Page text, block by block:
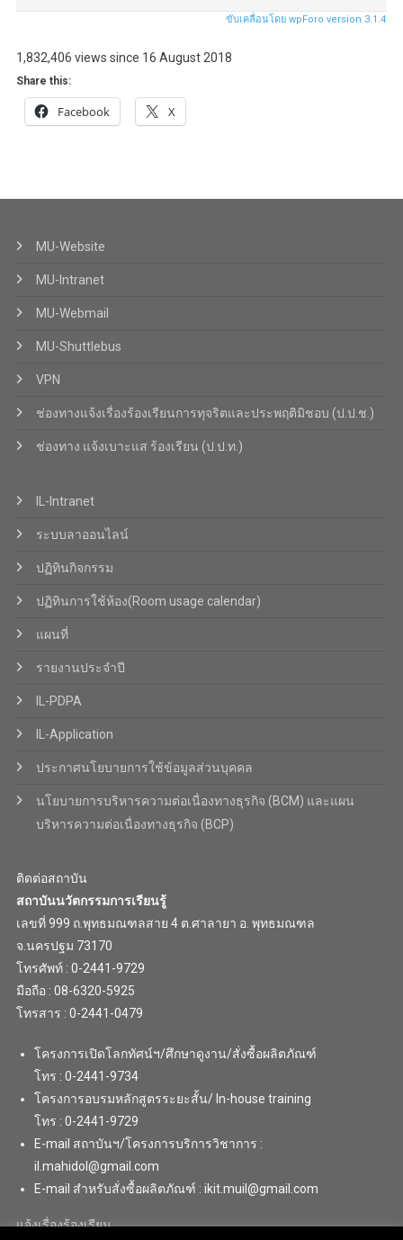
ขับเคลื่อนโดย wpForo version 3.1.4
1,832,406 views since 16 August 2018
Share this:
Facebook X
MU-Website
MU-Intranet
MU-Webmail
MU-Shuttlebus
VPN
ช่องทางแจ้งเรื่องร้องเรียนการทุจริตและประพฤติมิชอบ (ป.ป.ช.)
ช่องทาง แจ้งเบาะแส ร้องเรียน (ป.ป.ท.)
IL-Intranet
ระบบลาออนไลน์
ปฏิทินกิจกรรม
ปฏิทินการใช้ห้อง(Room usage calendar)
แผนที่
รายงานประจำปี
IL-PDPA
IL-Application
ประกาศนโยบายการใช้ข้อมูลส่วนบุคคล
นโยบายการบริหารความต่อเนื่องทางธุรกิจ (BCM) และแผน
บริหารความต่อเนื่องทางธุรกิจ (BCP)
ติดต่อสถาบัน
สถาบันนวัตกรรมการเรียนรู้
เลขที่ 999 ถ.พุทธมณฑลสาย 4 ต.ศาลายา อ. พุทธมณฑล
จ.นครปฐม 73170
โทรศัพท์ : 0-2441-9729
มือถือ : 08-6320-5925
โทรสาร : 0-2441-0479
โครงการเปิดโลกทัศน์ฯ/ศึกษาดูงาน/สั่งซื้อผลิตภัณฑ์
โทร : 0-2441-9734
โครงการอบรมหลักสูตรระยะสั้น/ In-house training
โทร : 0-2441-9729
E-mail สถาบันฯ/โครงการบริการวิชาการ :
il.mahidol@gmail.com
E-mail สำหรับสั่งซื้อผลิตภัณฑ์ : ikit.muil@gmail.com
แจ้งเรื่องร้องเรียน